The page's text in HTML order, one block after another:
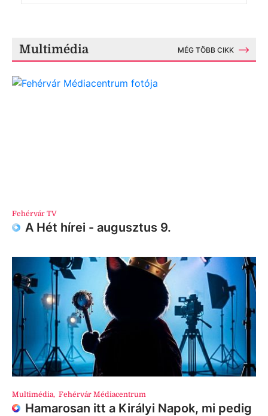
Multimédia MÉG TÖBB CIKK
Fehérvár TV
A Hét hírei - augusztus 9.
Multimédia, Fehérvár Médiacentrum
Hamarosan itt a Királyi Napok, mi pedig